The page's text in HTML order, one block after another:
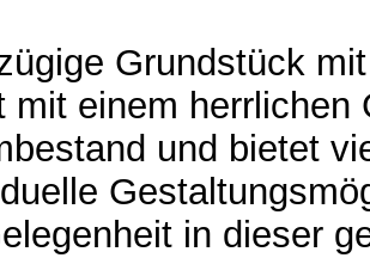
Grundstück
mit einem herrlichen
und bietet
in dieser